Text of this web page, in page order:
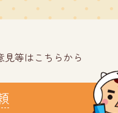
等はこちらから